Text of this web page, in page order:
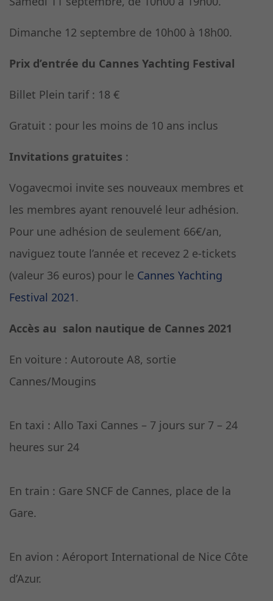
Dimanche 12 septembre de 10h00 à 18h00.
Prix d’entrée du Cannes Yachting Festival
Billet Plein tarif : 18 €
Gratuit : pour les moins de 10 ans inclus
Invitations gratuites :
Vogavecmoi invite ses nouveaux membres et
les membres ayant renouvelé leur adhésion.
Pour une adhésion de seulement 66€/an,
naviguez toute l’année et recevez 2 e-tickets
(valeur 36 euros) pour le Cannes Yachting
Festival 2021.
Accès au salon nautique de Cannes 2021
En voiture : Autoroute A8, sortie
Cannes/Mougins
En taxi : Allo Taxi Cannes – 7 jours sur 7 – 24
heures sur 24
En train : Gare SNCF de Cannes, place de la
Gare.
En avion : Aéroport International de Nice Côte
d’Azur.